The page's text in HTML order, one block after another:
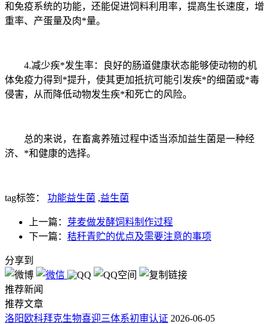
和免疫系统的功能，还能促进饲料利用率，提高生长速度，增
重率、产蛋量及肉*量。
4.减少疾*发生率：良好的肠道健康状态能够使动物的机
体免疫力得到*提升，使其更加抵抗可能引发疾*的细菌或*毒
侵害，从而降低动物发生疾*和死亡的风险。
总的来说，在畜禽养殖过程中适当添加益生菌是一种经
济、*和健康的选择。
tag标签： 功能益生菌 ,益生菌
上一篇： 芽麦做发酵饲料制作过程
下一篇： 秸秆青贮的优点及需要注意的事项
分享到
推荐新闻
推荐文章
洛阳欧科拜克生物喜迎三体系初审认证 2026-06-05